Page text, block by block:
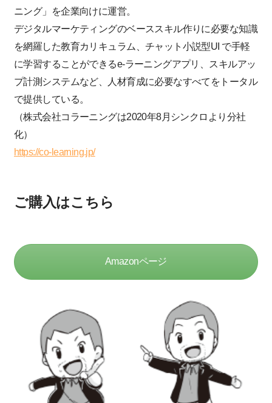
ニング」を企業向けに運営。
デジタルマーケティングのベーススキル作りに必要な知識
を網羅した教育カリキュラム、チャット小説型UI で手軽
に学習することができるe-ラーニングアプリ、スキルアッ
プ計測システムなど、人材育成に必要なすべてをトータル
で提供している。
（株式会社コラーニングは2020年8月シンクロより分社
化）
https://co-learning.jp/
ご購入はこちら
Amazonページ